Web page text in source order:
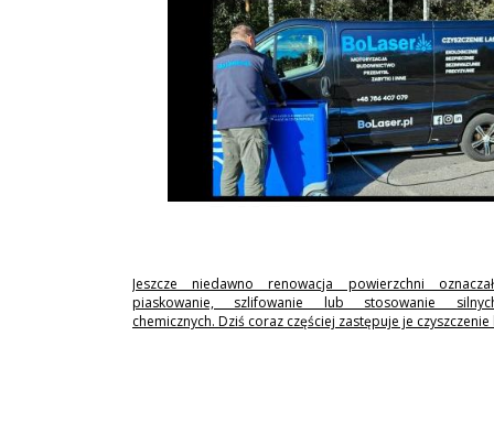
Jeszcze niedawno renowacja powierzchni
piaskowanie, szlifowanie lub stosowanie
chemicznych. Dziś coraz częściej zastępuje je